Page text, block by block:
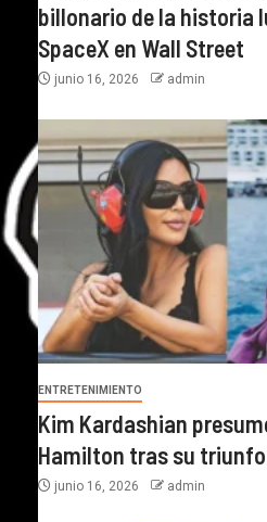
billonario de la historia
SpaceX en Wall Street
junio 16, 2026 admin
ENTRETENIMIENTO
Kim Kardashian
Hamilton tras su
junio 16, 2026 admin